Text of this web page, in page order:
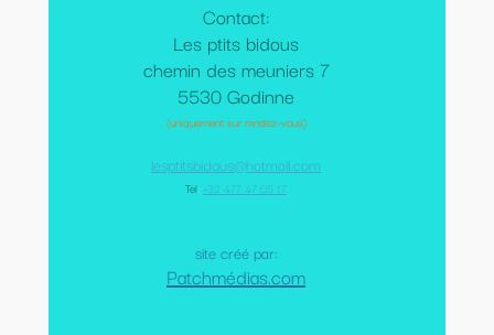
Contact:
Les ptits bidous
chemin des meuniers 7
5530 Godinne
(uniquement sur rendez-vous)
lesptitsbidous@hotmail.com
Tel: +32 477 47 05 17
site créé par:
Patchmédias.com